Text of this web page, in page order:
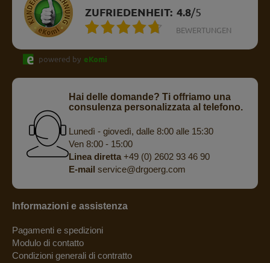
ZUFRIEDENHEIT: 4.8/5
BEWERTUNGEN
powered by eKomi
Hai delle domande? Ti offriamo una
consulenza personalizzata al telefono.
Lunedì - giovedì, dalle 8:00 alle 15:30
Ven 8:00 - 15:00
Linea diretta+49 (0) 2602 93 46 90
E-mail service@drgoerg.com
Informazioni e assistenza
Pagamenti e spedizioni
Modulo di contatto
Condizioni generali di contratto